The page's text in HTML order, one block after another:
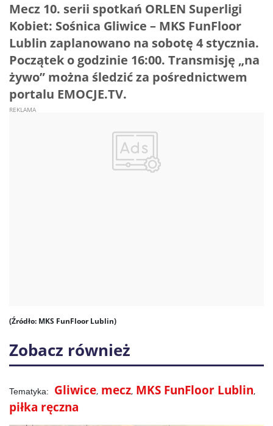
Mecz 10. serii spotkań ORLEN Superligi
Kobiet: Sośnica Gliwice – MKS FunFloor
Lublin zaplanowano na sobotę 4 stycznia.
Początek o godzinie 16:00. Transmisję „na
żywo” można śledzić za pośrednictwem
portalu EMOCJE.TV.
(Źródło: MKS FunFloor Lublin)
Zobacz również
Gliwice mecz MKS FunFloor Lublin
piłka ręczna